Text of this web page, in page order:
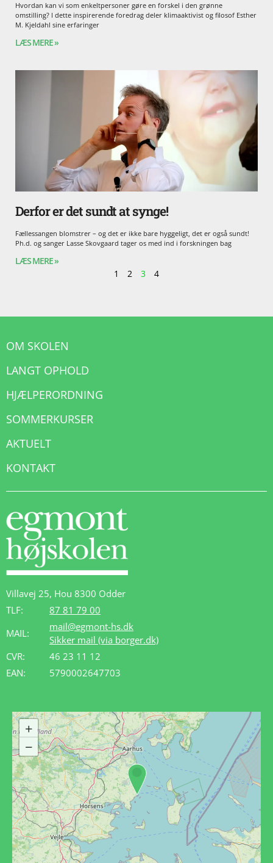
Hvordan kan vi som enkeltpersoner gøre en forskel i den grønne
omstilling? I dette inspirerende foredrag deler klimaaktivist og filosof Esther
M. Kjeldahl sine erfaringer
LÆS MERE »
Derfor er det sundt at synge!
Fællessangen blomstrer – og det er ikke bare hyggeligt, det er også sundt!
Ph.d. og sanger Lasse Skovgaard tager os med ind i forskningen bag
LÆS MERE »
1
2 3 4
Villavej 25, Hou 8300 Odder
TLF:
87 81 79 00
MAIL:
mail@egmont-hs.dk
Sikker mail (via borger.dk)
CVR:
46 23 11 12
EAN:
5790002647703
OM SKOLEN
LANGT OPHOLD
HJÆLPERORDNING
SOMMERKURSER
AKTUELT
KONTAKT
+
−